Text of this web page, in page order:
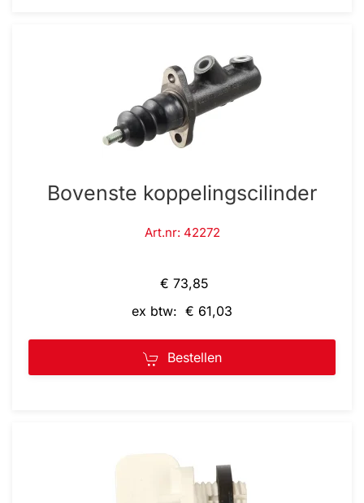
Bovenste koppelingscilinder
Art.nr: 42272
€ 73,85
ex btw: € 61,03
Bestellen